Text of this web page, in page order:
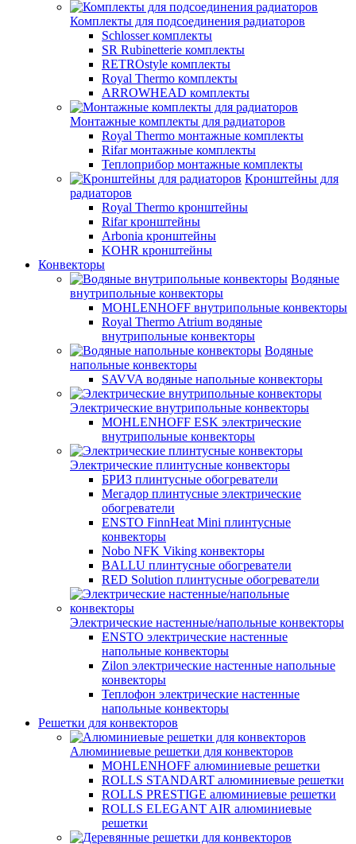
Комплекты для подсоединения радиаторов
Schlosser комплекты
SR Rubinetterie комплекты
RETROstyle комплекты
Royal Thermo комплекты
ARROWHEAD комплекты
Монтажные комплекты для радиаторов
Royal Thermo монтажные комплекты
Rifar монтажные комплекты
Теплоприбор монтажные комплекты
Кронштейны для
радиаторов
Royal Thermo кронштейны
Rifar кронштейны
Arbonia кронштейны
KOHR кронштейны
Конвекторы
Водяные
внутрипольные конвекторы
MOHLENHOFF внутрипольные конвекторы
Royal Thermo Atrium водяные
внутрипольные конвекторы
Водяные
напольные конвекторы
SAVVA водяные напольные конвекторы
Электрические внутрипольные конвекторы
MOHLENHOFF ESK электрические
внутрипольные конвекторы
Электрические плинтусные конвекторы
БРИЗ плинтусные обогреватели
Мегадор плинтусные электрические
обогреватели
ENSTO FinnHeat Mini плинтусные
конвекторы
Nobo NFK Viking конвекторы
BALLU плинтусные обогреватели
RED Solution плинтусные обогреватели
Электрические настенные/напольные конвекторы
ENSTO электрические настенные
напольные конвекторы
Zilon электрические настенные напольные
конвекторы
Теплофон электрические настенные
напольные конвекторы
Решетки для конвекторов
Алюминиевые решетки для конвекторов
MOHLENHOFF алюминиевые решетки
ROLLS STANDART алюминиевые решетки
ROLLS PRESTIGE алюминиевые решетки
ROLLS ELEGANT AIR алюминиевые
решетки